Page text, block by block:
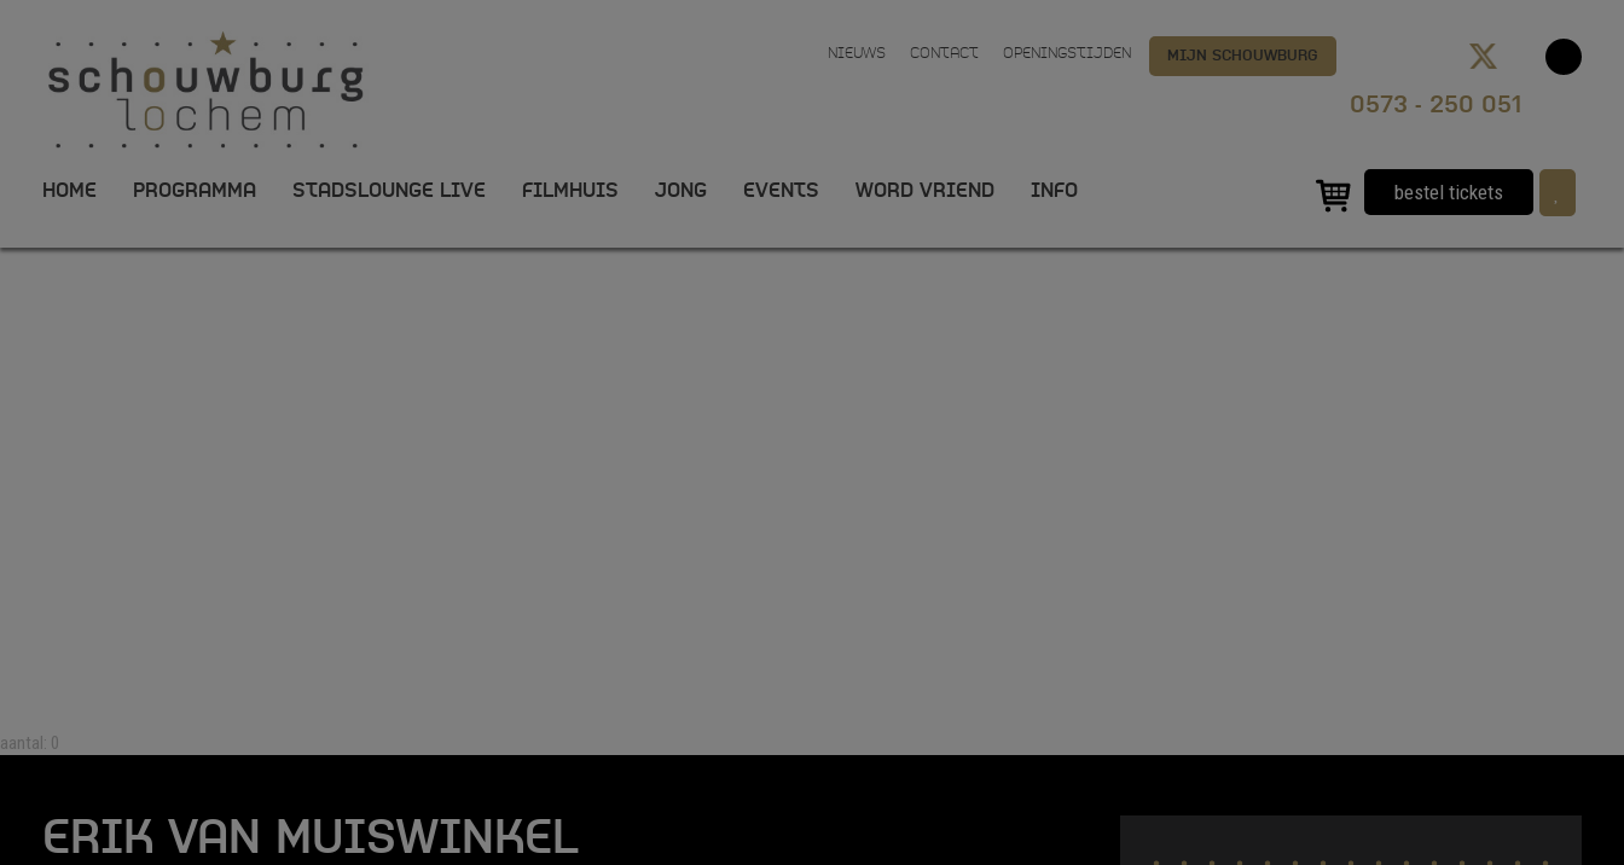
NIEUWS CONTACT OPENINGSTIJDEN MIJN SCHOUWBURG
HOME PROGRAMMA STADSLOUNGE LIVE FILMHUIS JONG EVENTS WORD VRIEND INFO
aantal: 0
ERIK VAN MUISWINKEL